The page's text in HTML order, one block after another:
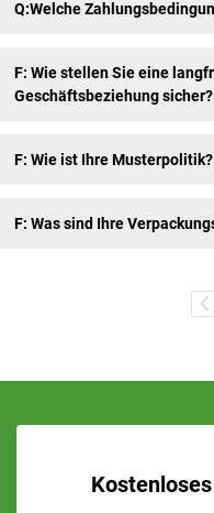
Q:Welche
F: Wie stellen Sie eine
Geschäftsbeziehung sicher?
F: Wie ist Ihre Musterpolitik?
F: Was sind Ihre